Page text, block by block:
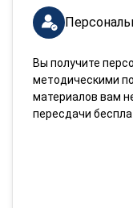
Вы получите
методическими
материалов вам
пересдачи